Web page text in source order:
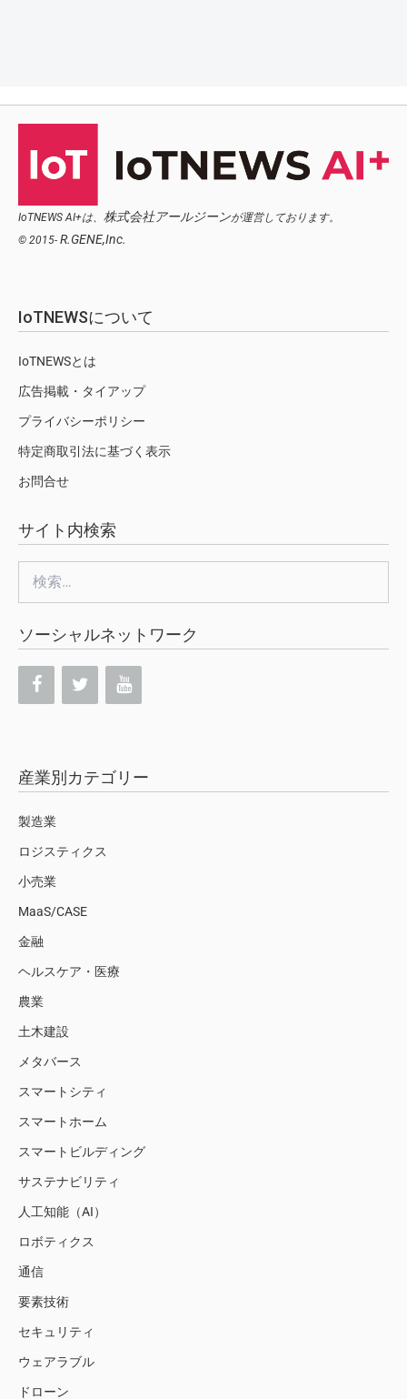
IoTNEWS AI+は、 株式会社アールジーンが運営しております。
© 2015- R.GENE,Inc.
IoTNEWSについて
IoTNEWSとは
広告掲載・タイアップ
プライバシーポリシー
特定商取引法に基づく表示
お問合せ
サイト内検索
ソーシャルネットワーク
産業別カテゴリー
製造業
ロジスティクス
小売業
MaaS/CASE
金融
ヘルスケア・医療
農業
土木建設
メタバース
スマートシティ
スマートホーム
スマートビルディング
サステナビリティ
人工知能（AI）
ロボティクス
通信
要素技術
セキュリティ
ウェアラブル
ドローン